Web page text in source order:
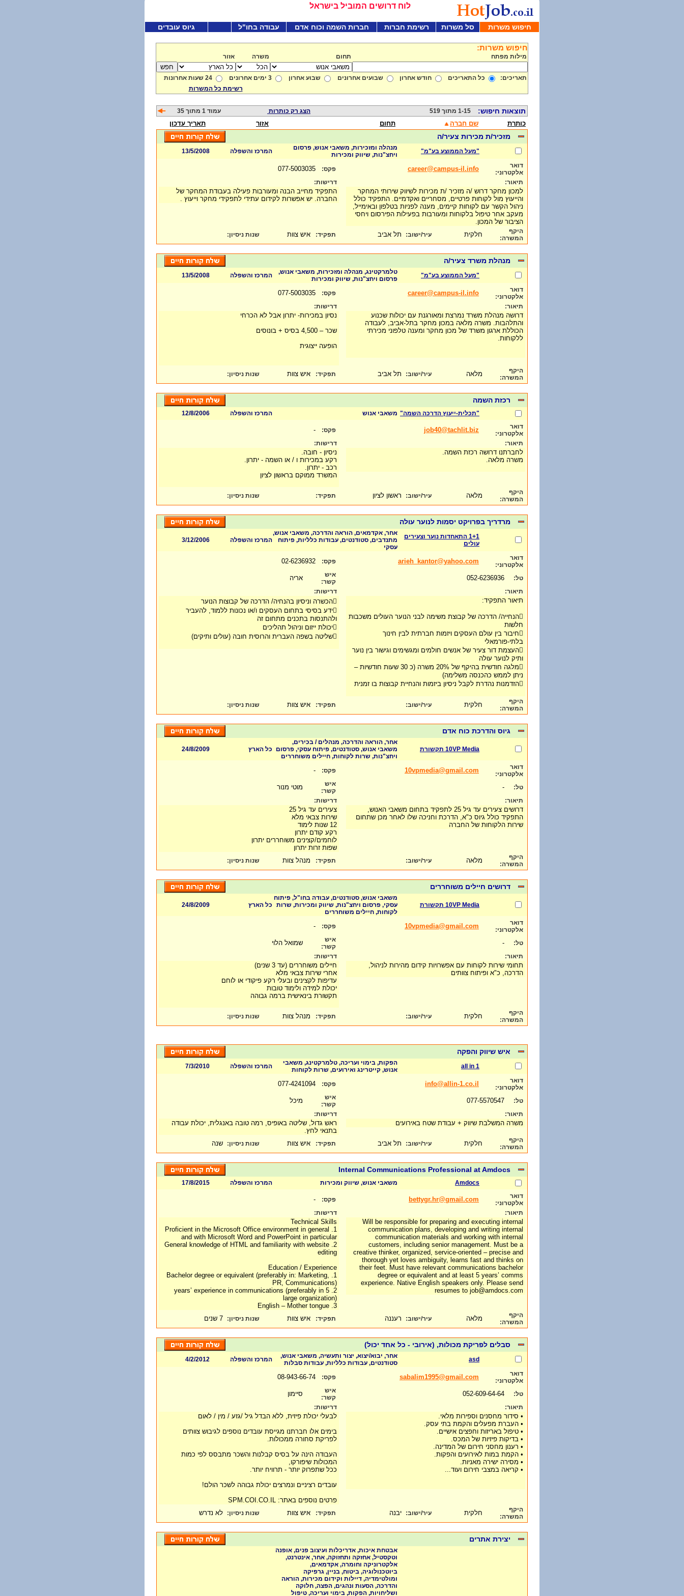
לוח דרושים המוביל בישראל
חיפוש משרות סל משרות רשימת חברות חברות השמה וכוח אדם עבודה בחו"ל גיוס עובדים
חיפוש משרות:
מילות מפתח תחום משרה אזור
תאריכים: כל התאריכים חודש אחרון שבועים אחרונים שבוע אחרון 3 ימים אחרונים
24 שעות אחרונות
רשימת כל המשרות
תוצאות חיפוש: 1-15 מתוך 519 הצג רק כותרות עמוד 1 מתוך 35
כותרת שם חברה תחום אזור תאריך עדכון
מזכיר/ת מכירות צעיר/ה
"מעל הממוצע בע"מ"
מנהלה ומזכירות, משאבי אנוש, פרסום
ויחצ"נות, שיווק ומכירות
המרכז והשפלה
13/5/2008
דואר
אלקטרוני:
career@campus-il.info פקס:
תיאור:
למכון מחקר דרוש /ה מזכיר /ת מכירות לשיווק שירותי המחקר
והייעוץ מול לקוחות פרטיים, מסחריים ואקדמיים. התפקיד כולל
ניהול הקשר עם לקוחות קיימים, מענה לפניות בטלפון ובאימייל,
מעקב אחר טיפול בלקוחות ומעורבות בפעילות הפירסום ויחסי
הציבור של המכון.
דרישות:
התפקיד מחייב הבנה ומעורבות פעילה בעבודת המחקר של
החברה. יש אפשרות לקידום עתידי לתפקידי מחקר וייעוץ .
היקף
המשרה:
חלקית עיר/ישוב: תל אביב תפקיד: איש צוות שנות ניסיון:
מנהלת משרד צעיר/ה
"מעל הממוצע בע"מ"
טלמרקטינג, מנהלה ומזכירות, משאבי אנוש,
פרסום ויחצ"נות, שיווק ומכירות
המרכז והשפלה
13/5/2008
דואר
אלקטרוני:
career@campus-il.info פקס:
תיאור:
דרושה מנהלת משרד נמרצת ומאורגנת עם יכולות שכנוע
והתלהבות. משרה מלאה במכון מחקר בתל-אביב, לעבודה
הכוללת ארגון משרד של מכון מחקר ומענה טלפוני מכירתי
ללקוחות.
דרישות:
נסיון במכירות- יתרון אבל לא הכרחי
שכר – 4,500 בסיס + בונוסים
הופעה ייצוגית
היקף
המשרה:
מלאה עיר/ישוב: תל אביב תפקיד: איש צוות שנות ניסיון:
רכזת השמה
"תכלית-ייעוץ הדרכה השמה" משאבי אנוש המרכז והשפלה
12/8/2006
דואר
אלקטרוני:
job40@tachlit.biz פקס: -
תיאור:
לחברתנו דרושה רכזת השמה.
משרה מלאה.
דרישות:
ניסיון - חובה.
רקע במכירות ו / או השמה - יתרון.
רכב - יתרון.
המשרד ממוקם בראשון לציון
היקף
המשרה:
מלאה עיר/ישוב: ראשון לציון תפקיד: שנות ניסיון:
מרדריך בפרויקט יסמות לנוער עולה
1+1 התאחדות נוער וצעירים
עולים
אחר, אקדמאים, הוראה והדרכה, משאבי אנוש,
מתנדבים, סטודנטים, עבודות כלליות, פיתוח
עסקי
המרכז והשפלה 3/12/2006
דואר
אלקטרוני:
arieh_kantor@yahoo.com פקס:
טל:
איש
קשר:
אריה
תיאור:
תיאור התפקיד:
הנחייה/ הדרכה של קבוצת משימה לבני הנוער העולים משכבות
חלשות
חיבור בין עולם העסקים ויזמות חברתית לבין חינוך
בלתי-פורמאלי
העצמת דור צעיר של אנשים חולמים ומגשימים וגישור בין נוער
ותיק לנוער עולה
מלגה חודשית בהיקף של 20% משרה (כ 30 שעות חודשיות –
ניתן לממש כהכנסה משלימה)
הזדמנות נהדרת לקבל ניסיון ביזמות והנחיית קבוצות בו זמנית
דרישות:
הכשרה וניסיון בהנחיה/ הדרכה של קבוצות הנוער
ידע בסיסי בתחום העסקים ו/או נכונות ללמוד, להעביר
ולהתנסות בתכנים מתחום זה
יכולת ייזום וניהול תהליכים
שליטה בשפה העברית והרוסית חובה (עולים ותיקים)
היקף
המשרה:
חלקית עיר/ישוב: תפקיד: איש צוות שנות ניסיון:
גיוס והדרכת כוח אדם
10VP Media תקשורת
אחר, הוראה והדרכה, מנהלים / בכירים,
משאבי אנוש, סטודנטים, פיתוח עסקי, פרסום
ויחצ"נות, שרות לקוחות, חיילים משוחררים
כל הארץ 24/8/2009
דואר
אלקטרוני:
10vpmedia@gmail.com פקס: -
טל: -
איש
קשר:
מוטי מנור
תיאור:
דרושים צעירים עד גיל 25 לתפקיד בתחום משאבי האנוש,
התפקיד כולל גיוס כ"א, הדרכת וחניכה שלו לאחר מכן שתחום
שירות הלקוחות של החברה
דרישות:
צעירים עד גיל 25
שירות צבאי מלא
12 שנות לימוד
רקע קודם יתרון
לוחמים/קצינים משוחררים יתרון
שפות זרות יתרון
היקף
המשרה:
מלאה עיר/ישוב: תפקיד: מנהל צוות שנות ניסיון:
דרושים חיילים משוחררים
10VP Media תקשורת
משאבי אנוש, סטודנטים, עבודה בחו"ל, פיתוח
עסקי, פרסום ויחצ"נות, שיווק ומכירות, שרות
לקוחות, חיילים משוחררים
כל הארץ 24/8/2009
דואר
אלקטרוני:
10vpmedia@gmail.com פקס: -
טל: -
איש
קשר:
שמואל הלוי
תיאור:
תחומי שירות לקוחות עם אפשרויות קידום מהירות לניהול,
הדרכה, כ"א ופיתוח צוותים
דרישות:
חיילים משוחררים (עד 3 שנים)
אחרי שירות צבאי מלא
עדיפות לקצינים ובעלי רקע פיקודי או לוחם
יכולת למידה ולימוד טובות
תקשורת בינאישית ברמה גבוהה
היקף
המשרה:
חלקית עיר/ישוב: תפקיד: מנהל צוות שנות ניסיון:
איש שיווק והפקה
all in 1
הפקות, בימוי ועריכה, טלמרקטינג, משאבי
אנוש, קייטרינג ואירועים, שרות לקוחות
המרכז והשפלה
7/3/2010
דואר
אלקטרוני:
info@allin-1.co.il פקס:
טל:
איש
קשר:
מיכל
תיאור:
משרה המשלבת שיווק + עבודת שטח באירועים
דרישות:
ראש גדול, שליטה באופיס, רמה טובה באנגלית, יכולת עבודה
בתנאי לחץ.
היקף
המשרה:
חלקית עיר/ישוב: תל אביב תפקיד: איש צוות שנות ניסיון: שנה
Internal Communications Professional at Amdocs
Amdocs משאבי אנוש, שיווק ומכירות המרכז והשפלה
17/8/2015
דואר
אלקטרוני:
bettygr.hr@gmail.com פקס: -
תיאור:
Will be responsible for preparing and executing internal
communication plans, developing and writing internal
communication materials and working with internal
customers, including senior management. Must be a
creative thinker, organized, service-oriented – precise and
thorough yet loves ambiguity, learns fast and thinks on
their feet. Must have relevant communications bachelor
degree or equivalent and at least 5 years’ comms
experience. Native English speakers only. Please send
resumes to job@amdocs.com
דרישות:
Technical Skills
1. Proficient in the Microsoft Office environment in general
and with Microsoft Word and PowerPoint in particular
2. General knowledge of HTML and familiarity with website
editing
Education / Experience
1. Bachelor degree or equivalent (preferably in: Marketing,
PR, Communications)
2. 5 years’ experience in communications (preferably in
large organization)
3. English – Mother tongue
היקף
המשרה:
מלאה עיר/ישוב: רעננה תפקיד: איש צוות שנות ניסיון: 7 שנים
סבלים לפריקת מכולות, (אירובי - כל אחד יכול)
asd
אחר, יבוא/יצוא, יצור ותעשיה, משאבי אנוש,
סטודנטים, עבודות כלליות, עבודות סבלות
המרכז והשפלה
4/2/2012
דואר
אלקטרוני:
sabalim1995@gmail.com פקס:
טל:
איש
קשר:
סיימון
תיאור:
• סידור מחסנים וספירות מלאי.
• העברת מפעלים והקמת בתי עסק.
• טיפול באריזות וחפצים אישיים.
• בדיקות פיזיות של המכס.
• רענון מחסני חירום של המדינה.
• הקמת במות לאירועים והפקות.
• מסירה ישירה מאניות.
• קריאה במצבי חירום ועוד...
דרישות:
לבעלי יכולת פיזית, ללא הבדל גיל /גזע / מין / לאום
בימים אלו חברתנו מגייסת עובדים נוספים לגיבוש צוותים
לפריקת סחורה ממכולות.
העבודה הינה על בסיס קבלנות והשכר מתבסס לפי כמות
המכולות שיפורקו,
ככל שתפרוק יותר - תרוויח יותר.
עובדים רציניים ונמרצים יכולת גבוהה לשכר הולם!
פרטים נוספים באתר: SPM.COI.CO.IL
היקף
המשרה:
חלקית עיר/ישוב: יבנה תפקיד: איש צוות שנות ניסיון: לא נדרש
יצירת אתרים
אבטחת איכות, אדריכלות ועיצוב פנים, אופנה
וטקסטיל, אחזקה ותחזוקה, אחר, אינטרנט,
אלקטרוניקה וחומרה, אקדמאים,
ביוטכנולוגיה, ביטוח, בניין, גרפיקה
ומולטימדיה, דיילות וקידום מכירות, הוראה
והדרכה, הסעות ונהגים, הפצה, חלוקה
ושליחויות, הפקות, בימוי ועריכה, טיפול